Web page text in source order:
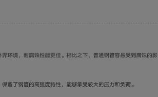
环境，耐腐蚀性能更佳。相比之下，普通钢管容易受到腐蚀的影
留了钢管的高强度特性，能够承受较大的压力和负荷。